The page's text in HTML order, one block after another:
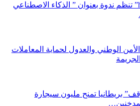
مؤسسة “harmonia” تنظم ندوة بعنوان ” الذكاء الاصطناعي
الوطني والعدول لحماية المعاملات
بريطانيا تمنح مليون سيجارة